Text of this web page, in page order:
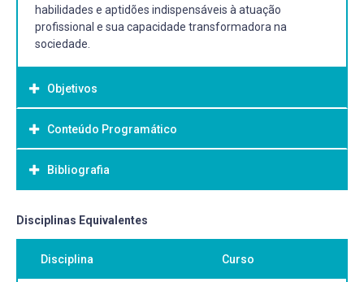
habilidades e aptidões indispensáveis à atuação
profissional e sua capacidade transformadora na
sociedade.
Objetivos
Objetivo Geral:
Estimular o aluno à criação musical através de atividades
que privilegiam a ação conjunta, bem como a reflexão e o
transitar e dialogar com as diversas possibilidades
estéticas instituídas, da música de concerto ou popular,
construção de suas próprias concepções estéticas;
Conteúdo Programático
Bibliografia
Bibliografia Básica:
BENNETT, Roy. Elementos básicos da música. Rio de
Janeiro: Jorge Zahar Ed., 1998.
COPLAND, Aaron. Como ouvir (e entender) Música. Rio de
Disciplinas Equivalentes
Disciplina Curso